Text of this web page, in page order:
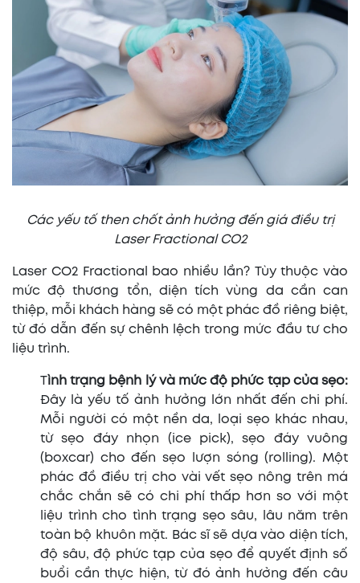
Các yếu tố then chốt ảnh hưởng đến giá điều trị
Laser Fractional CO2
Laser CO2 Fractional bao nhiều lần? Tùy thuộc vào
mức độ thương tổn, diện tích vùng da cần can
thiệp, mỗi khách hàng sẽ có một phác đồ riêng biệt,
từ đó dẫn đến sự chênh lệch trong mức đầu tư cho
liệu trình.
Tình trạng bệnh lý và mức độ phức tạp của sẹo:
Đây là yếu tố ảnh hưởng lớn nhất đến chi phí.
Mỗi người có một nền da, loại sẹo khác nhau,
từ sẹo đáy nhọn (ice pick), sẹo đáy vuông
(boxcar) cho đến sẹo lượn sóng (rolling). Một
phác đồ điều trị cho vài vết sẹo nông trên má
chắc chắn sẽ có chi phí thấp hơn so với một
liệu trình cho tình trạng sẹo sâu, lâu năm trên
toàn bộ khuôn mặt. Bác sĩ sẽ dựa vào diện tích,
độ sâu, độ phức tạp của sẹo để quyết định số
buổi cần thực hiện, từ đó ảnh hưởng đến câu